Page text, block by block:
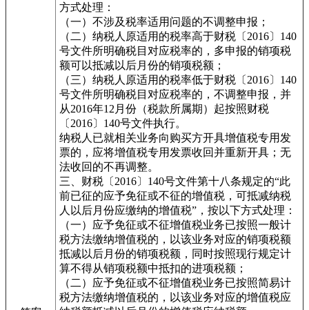
方式处理：
（一）不涉及税率适用问题的不调整申报；
（二）纳税人原适用的税率高于财税〔2016〕140
号文件所明确税目对应税率的，多申报的销项税
额可以抵减以后月份的销项税额；
（三）纳税人原适用的税率低于财税〔2016〕140
号文件所明确税目对应税率的，不调整申报，并
从2016年12月份（税款所属期）起按照财税
〔2016〕140号文件执行。
纳税人已就相关业务向购买方开具增值税专用发
票的，应将增值税专用发票收回并重新开具；无
法收回的不再调整。
三、财税〔2016〕140号文件第十八条规定的“此
前已征的应予免征或不征的增值税，可抵减纳税
人以后月份应缴纳的增值税”，按以下方式处理：
（一）应予免征或不征增值税业务已按照一般计
税方法缴纳增值税的，以该业务对应的销项税额
抵减以后月份的销项税额，同时按照现行规定计
算不得从销项税额中抵扣的进项税额；
（二）应予免征或不征增值税业务已按照简易计
税方法缴纳增值税的，以该业务对应的增值税应